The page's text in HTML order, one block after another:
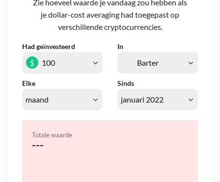
Zie hoeveel waarde je vandaag zou hebben als
je dollar-cost averaging had toegepast op
verschillende cryptocurrencies.
Had geïnvesteerd In
Elke Sinds
$
Totale waarde
---